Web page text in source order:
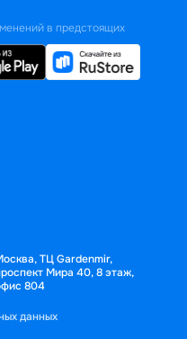
в предстоящих
ТЦ Gardenmir,
Мира 40, 8 этаж,
804
данных